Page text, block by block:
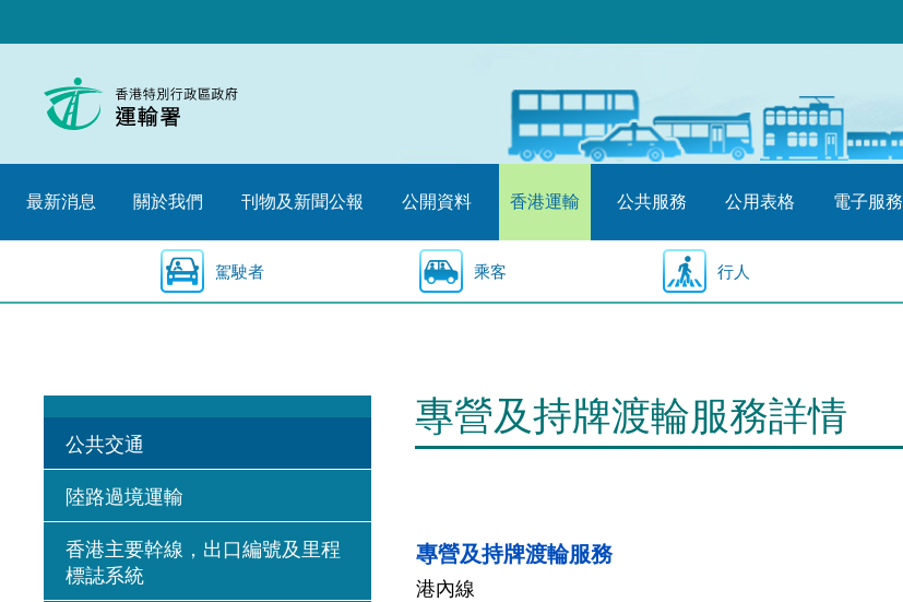
至
始
最新消息 關於我們 刊物及新聞公報 公開資料 香港運輸 公共服務 公用表格 電子服務
駕駛者 乘客 行人
公共交通
陸路過境運輸
香港主要幹線，出口編號及里程
標誌系統
專營及持牌渡輪服務詳情
專營及持牌渡輪服務
港內線